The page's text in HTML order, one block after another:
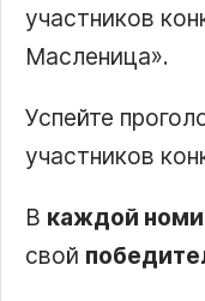
участников
Масленица .
Успейте
участников
В каждой
свой